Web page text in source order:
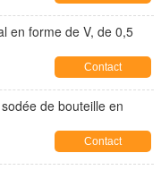
en forme de V, de 0,5
Contact
de bouteille en
Contact